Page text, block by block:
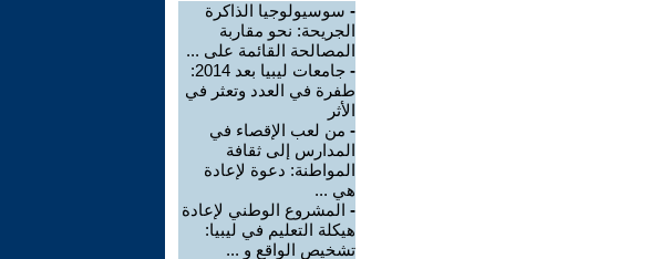
- سوسيولوجيا الذاكرة
الجريحة: نحو مقاربة
المصالحة القائمة على ...
-
جامعات ليبيا بعد 2014:
طفرة في العدد وتعثر في
الأثر
- من لعب الإقصاء في
المدارس إلى ثقافة
المواطنة: دعوة لإعادة
هي ...
- المشروع الوطني لإعادة
هيكلة التعليم في ليبيا:
تشخيص الواقع و ...